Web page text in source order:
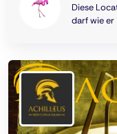
Diese
darf wie er